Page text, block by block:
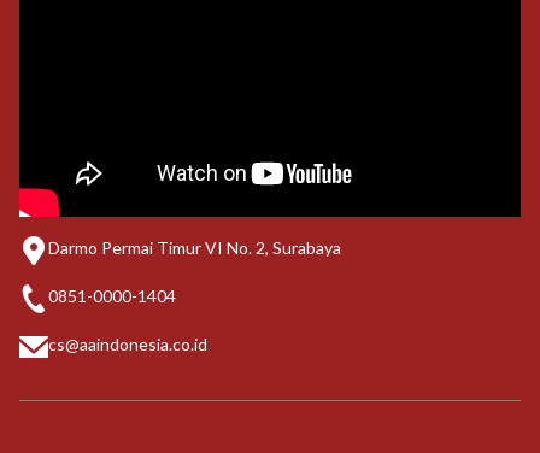
Darmo Permai Timur VI No. 2, Surabaya
0851-0000-1404
cs@aaindonesia.co.id